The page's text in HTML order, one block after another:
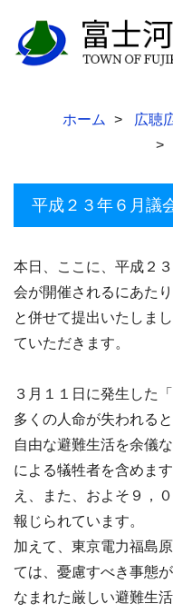
ホーム 広聴
平成２３年６月
本日、ここに、平成２
会が開催されるにあた
と併せて提出いたしま
ていただきます。
３月１１日に発生した
多くの人命が失われる
自由な避難生活を余儀
による犠牲者を含めま
え、また、およそ９，
報じられています。
加えて、東京電力福島
ては、憂慮すべき事態
なまれた厳しい避難生